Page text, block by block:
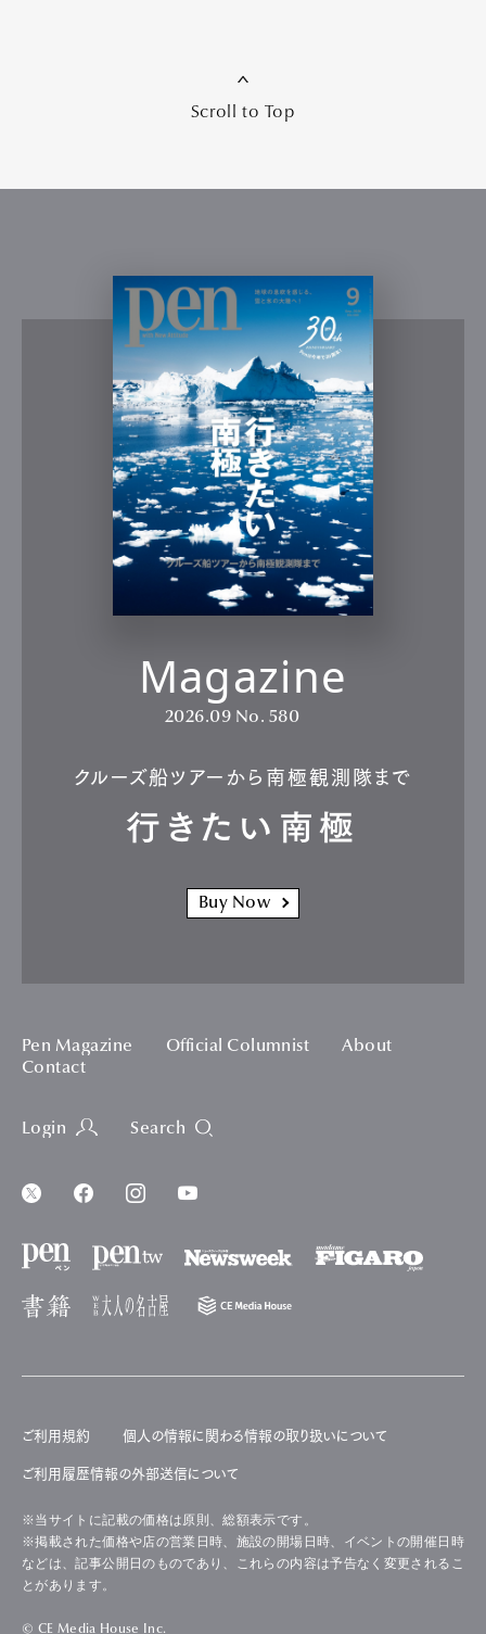
Scroll to Top
Magazine
2026.09 No. 580
クルーズ船ツアーから南極観測隊まで
行きたい南極
Buy Now
Pen Magazine Official Columnist
About
Contact
Login Search
ご利用規約 個人の情報に関わる情報の取り扱いについて
ご利用履歴情報の外部送信について
※当サイトに記載の価格は原則、総額表示です。
※掲載された価格や店の営業日時、施設の開場日時、イベントの開催日時
などは、記事公開日のものであり、これらの内容は予告なく変更されるこ
とがあります。
© CE Media House Inc.